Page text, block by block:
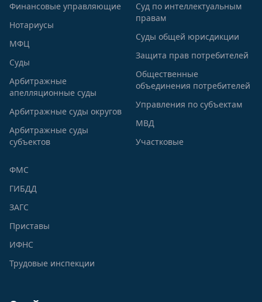
Финансовые управляющие
Нотариусы
МФЦ
Суды
Арбитражные
апелляционные суды
Арбитражные суды округов
Арбитражные суды
субъектов
Суд по интеллектуальным
правам
Суды общей юрисдикции
Защита прав потребителей
Общественные
объединения потребителей
Управления по субъектам
МВД
Участковые
ФМС
ГИБДД
ЗАГС
Приставы
ИФНС
Трудовые инспекции